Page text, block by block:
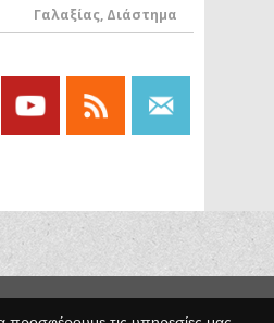
Γαλαξίας, Διάστημα